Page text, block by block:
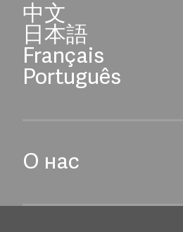
中文
日本語
Français
Português
О нас